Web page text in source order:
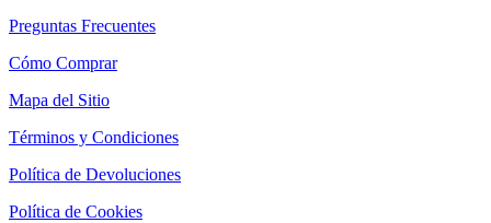
Preguntas Frecuentes
Cómo Comprar
Mapa del Sitio
Términos y Condiciones
Política de Devoluciones
Política de Cookies